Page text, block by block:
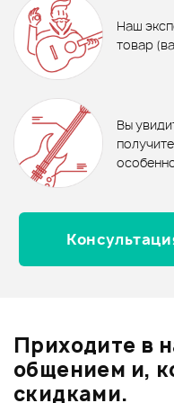
МЕДИАТОР ERNIE BALL 9201
В корзину
Рейтинг
Страна происхождения
Отзывы
Оценка5
Оценка4
Оценка1
Гитарные стойки -
Наш
товар
Вы
Приходите в
общением и,
скидками.